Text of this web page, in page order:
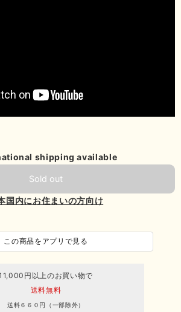
shipping available
Sold out
国内にお住まいの方向け
この商品をアプリで見る
円以上のお買い物で
送料無料
送料６６０円（一部除外）